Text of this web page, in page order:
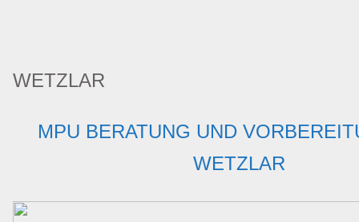
WETZLAR
MPU BERATUNG UND
WETZLAR